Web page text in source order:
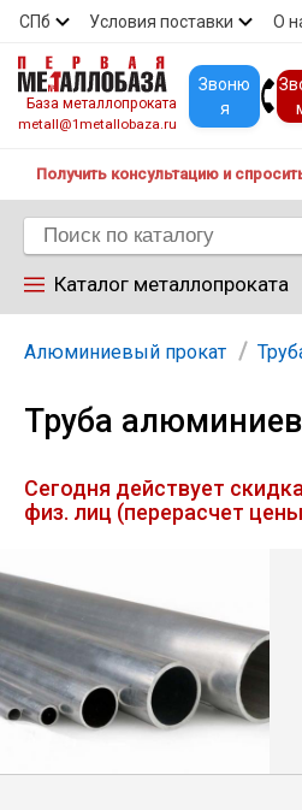
СПб Условия поставки О
Скидки Прайс Покупателям
База металлопроката
metall@1metallobaza.ru
Звоню
я
Получить консультацию и
Каталог металлопроката
Арматура
Труба профильная
Труба
Уголок
Балка
Швеллер
Алюминиевый прокат
Труба
Сегодня действует
физ. лиц (перерасчет